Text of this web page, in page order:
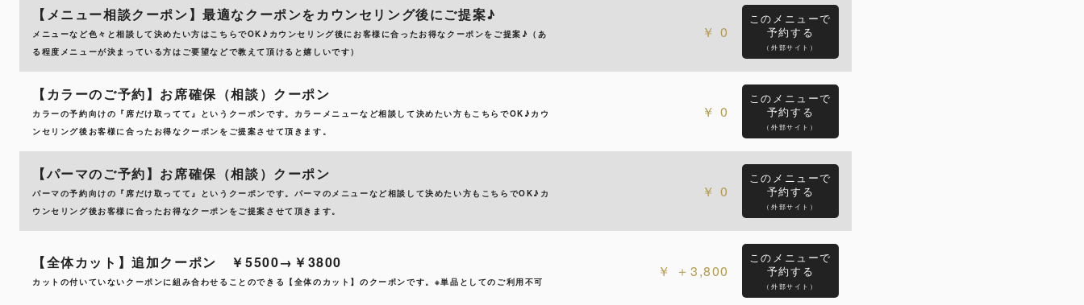
【メニュー相談クーポン】最適なクーポンをカウンセリング後にご提案♪
メニューなど色々と相談して決めたい方はこちらでOK♪カウンセリング後にお客様に合ったお得なクーポンをご提案♪（あ
る程度メニューが決まっている方はご要望などで教えて頂けると嬉しいです）
0
このメニューで
予約する
（外部サイト）
【カラーのご予約】お席確保（相談）クーポン
カラーの予約向けの『席だけ取ってて』というクーポンです。カラーメニューなど相談して決めたい方もこちらでOK♪カウ
ンセリング後お客様に合ったお得なクーポンをご提案させて頂きます。
0
このメニューで
予約する
（外部サイト）
【パーマのご予約】お席確保（相談）クーポン
パーマの予約向けの『席だけ取ってて』というクーポンです。パーマのメニューなど相談して決めたい方もこちらでOK♪カ
ウンセリング後お客様に合ったお得なクーポンをご提案させて頂きます。
0
このメニューで
予約する
（外部サイト）
【全体カット】追加クーポン ￥5500→￥3800
カットの付いていないクーポンに組み合わせることのできる【全体のカット】のクーポンです。※単品としてのご利用不可
＋3,800
このメニューで
予約する
（外部サイト）